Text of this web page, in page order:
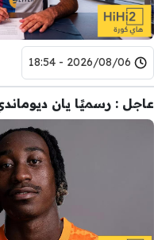
2026/08/06 - 18:54
عاجل : رسميًا يان